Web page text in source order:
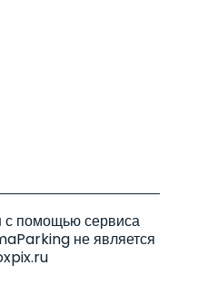
помощью сервиса
не является